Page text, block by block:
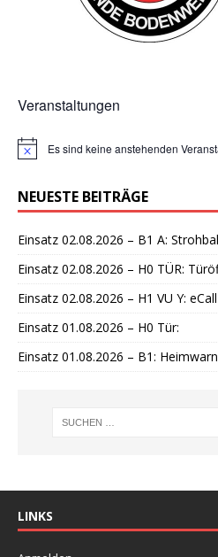
Veranstaltungen
H
w
e
s
Es sind keine anstehenden
NEUESTE BEITRÄGE
Einsatz 02.08.2026 – B1 A:
Einsatz 02.08.2026 – H0 TÜR:
Einsatz 02.08.2026 – H1 VU Y:
Einsatz 01.08.2026 – H0 Tür:
Einsatz 01.08.2026 – B1:
LINKS